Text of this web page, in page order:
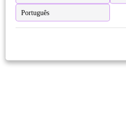
Português